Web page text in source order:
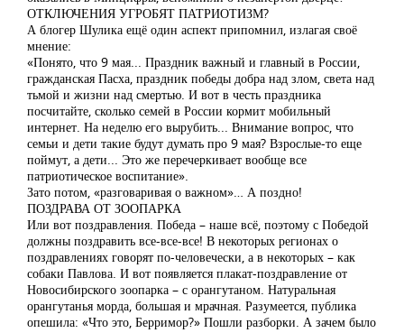
ОТКЛЮЧЕНИЯ УГРОБЯТ ПАТРИОТИЗМ?
А блогер Шулика ещё один аспект припомнил, излагая своё
мнение:
«Понято, что 9 мая... Праздник важный и главный в России,
гражданская Пасха, праздник победы добра над злом, света над
тьмой и жизни над смертью. И вот в честь праздника
посчитайте, сколько семей в России кормит мобильный
интернет. На неделю его вырубить... Внимание вопрос, что
семьи и дети такие будут думать про 9 мая? Взрослые-то еще
поймут, а дети... Это же перечеркивает вообще все
патриотическое воспитание».
Зато потом, «разговаривая о важном»… А поздно!
ПОЗДРАВА ОТ ЗООПАРКА
Или вот поздравления. Победа – наше всё, поэтому с Победой
должны поздравить все-все-все! В некоторых регионах о
поздравлениях говорят по-человечески, а в некоторых – как
собаки Павлова. И вот появляется плакат-поздравление от
Новосибирского зоопарка – с орангутаном. Натуральная
орангутанья морда, большая и мрачная. Разумеется, публика
опешила: «Что это, Берримор?» Пошли разборки. А зачем было